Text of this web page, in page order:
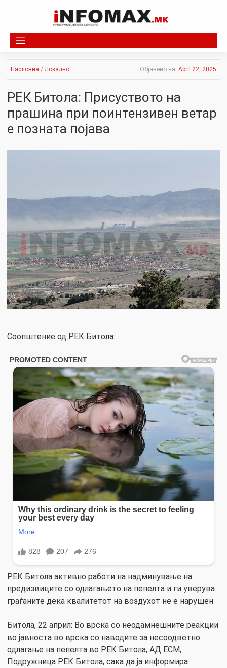
Насловна / Локално Објавено на: April 22, 2025
РЕК Битола: Присуството на
прашина при поинтензивен ветар
е позната појава
Соопштение од РЕК Битола:
РЕК Битола активно работи на надминување на
предизвиците со одлагањето на пепелта и ги уверува
граѓаните дека квалитетот на воздухот не е нарушен
Битола, 22 април: Во врска со неодамнешните реакции
во јавноста во врска со наводите за несоодветно
одлагање на пепелта во РЕК Битола, АД ЕСМ,
Подружница РЕК Битола, сака да ја информира